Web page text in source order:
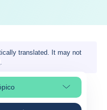
translated. It may not
.
a secção da página